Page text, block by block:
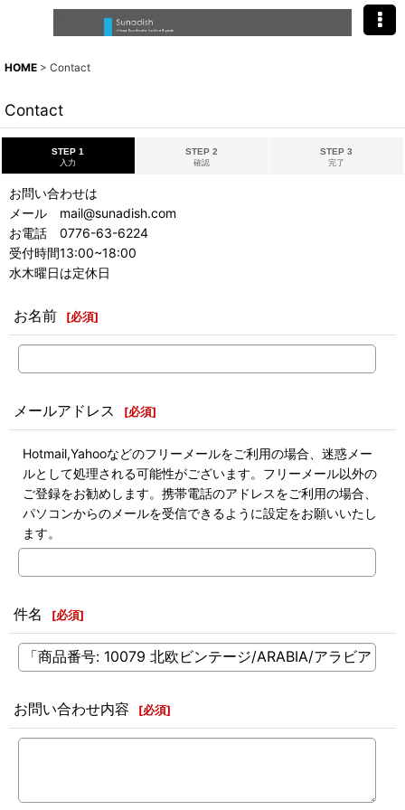
HOME > Contact
Contact
STEP 1
入力
STEP 2
確認
STEP 3
完了
お問い合わせは
メール mail@sunadish.com
お電話 0776-63-6224
受付時間13:00~18:00
水木曜日は定休日
お名前 [必須]
メールアドレス [必須]
Hotmail,Yahooなどのフリーメールをご利用の場合、迷惑メー
ルとして処理される可能性がございます。フリーメール以外の
ご登録をお勧めします。携帯電話のアドレスをご利用の場合、
パソコンからのメールを受信できるように設定をお願いいたし
ます。
件名 [必須]
お問い合わせ内容 [必須]